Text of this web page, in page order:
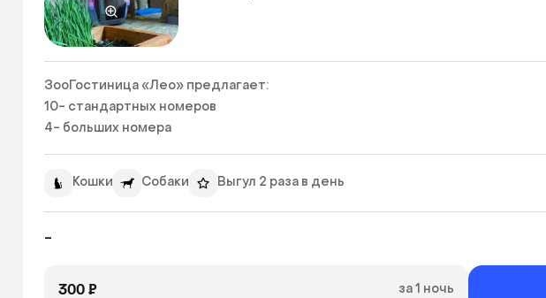
ЗооГостиница «Лео» предлагает:
10- стандартных номеров
4- больших номера
Кошки Собаки Выгул 2 раза в день
-
300 ₽ за 1 ночь